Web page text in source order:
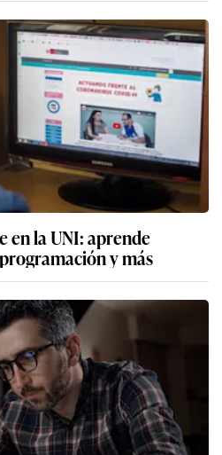
en la UNI: aprende
y más